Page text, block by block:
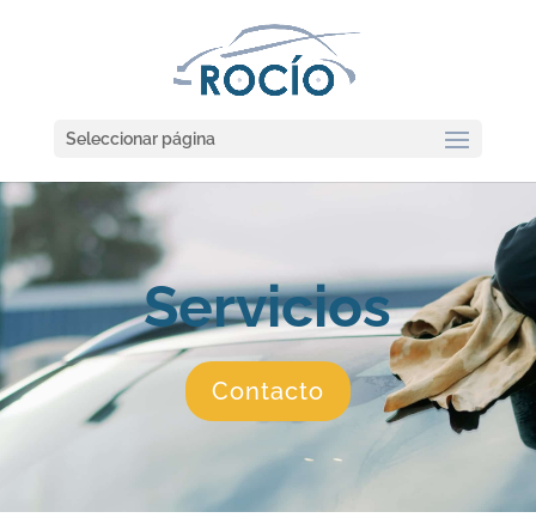
Seleccionar página
Servicios
Contacto